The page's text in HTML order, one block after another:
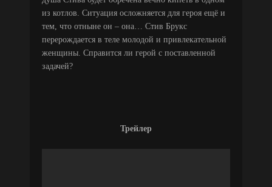
из котлов. Ситуация осложняется для героя ещё и
тем, что отныне он – она… Стив Брукс
перерождается в теле молодой и привлекательной
женщины. Справится ли герой с поставленной
задачей?
Трейлер